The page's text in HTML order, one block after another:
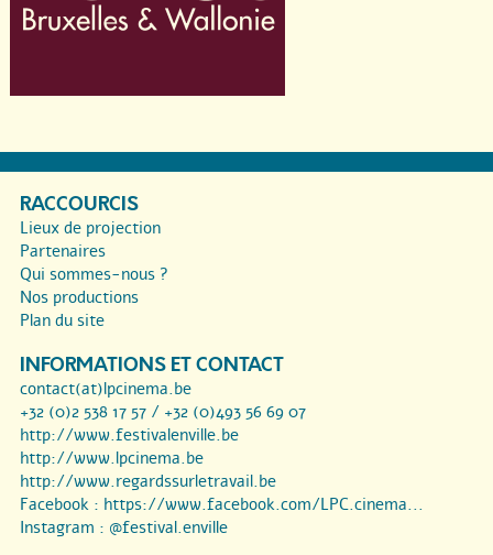
RACCOURCIS
Lieux de projection
Partenaires
Qui sommes-nous ?
Nos productions
Plan du site
INFORMATIONS ET CONTACT
contact(at)lpcinema.be
+32 (0)2 538 17 57 / +32 (0)493 56 69 07
http://www.festivalenville.be
http://www.lpcinema.be
http://www.regardssurletravail.be
Facebook : https://www.facebook.com/LPC.cinema...
Instagram : @festival.enville